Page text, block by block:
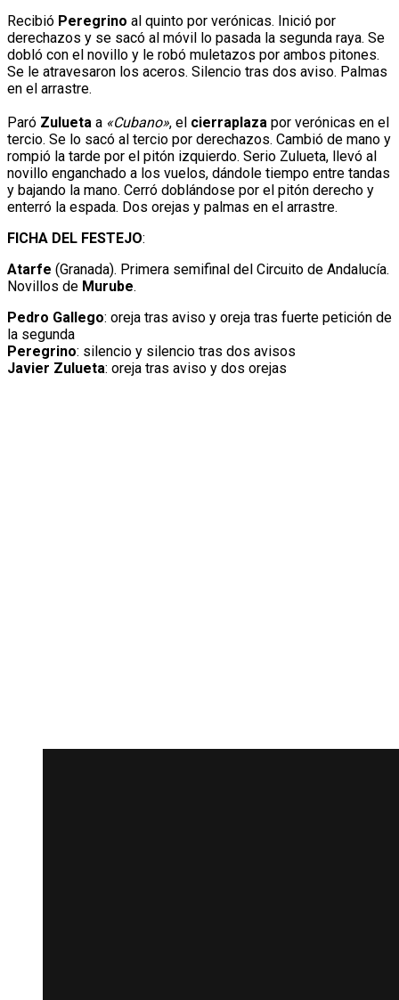
Recibió Peregrino al quinto por verónicas. Inició por
derechazos y se sacó al móvil lo pasada la segunda raya. Se
dobló con el novillo y le robó muletazos por ambos pitones.
Se le atravesaron los aceros. Silencio tras dos aviso. Palmas
en el arrastre.
Paró Zulueta a «Cubano», el cierraplaza por verónicas en el
tercio. Se lo sacó al tercio por derechazos. Cambió de mano y
rompió la tarde por el pitón izquierdo. Serio Zulueta, llevó al
novillo enganchado a los vuelos, dándole tiempo entre tandas
y bajando la mano. Cerró doblándose por el pitón derecho y
enterró la espada. Dos orejas y palmas en el arrastre.
FICHA DEL FESTEJO:
Atarfe (Granada). Primera semifinal del Circuito de Andalucía.
Novillos de Murube.
Pedro Gallego: oreja tras aviso y oreja tras fuerte petición de
la segunda
Peregrino: silencio y silencio tras dos avisos
Javier Zulueta: oreja tras aviso y dos orejas